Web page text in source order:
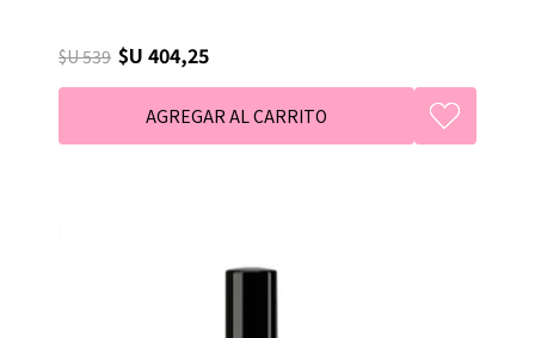
$U 539 $U 404,25